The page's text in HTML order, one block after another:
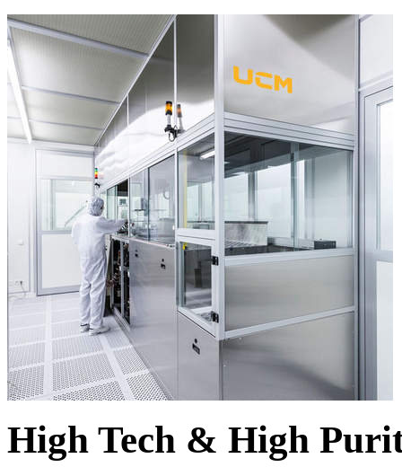
High Tech & High